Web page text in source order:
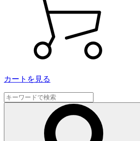
カートを見る